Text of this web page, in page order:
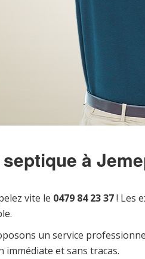
à
vite le 0479 84 23 37! Les
un service
et sans tracas.